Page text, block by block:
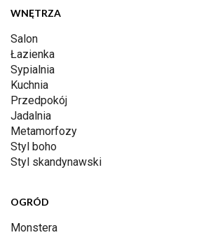
WNĘTRZA
Salon
Łazienka
Sypialnia
Kuchnia
Przedpokój
Jadalnia
Metamorfozy
Styl boho
Styl skandynawski
OGRÓD
Monstera